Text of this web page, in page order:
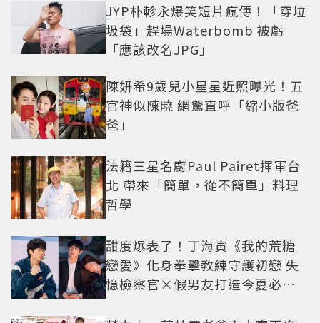
JYP朴軫永爆笑短片瘋傳！「穿垃
圾袋」趕場Waterbomb 被虧
「應該改名JPG」
陳妍希9歲兒小星星近照曝光！五
官神似陳曉 網驚直呼「縮小版爸
爸」
法籍三星名廚Paul Pairet揮軍台
北 帶來「簡單，從不簡單」料理
哲學
甜度爆表了！丁海寅《我的荒糖
戀愛》化身拳擊教練守護初戀 失
憶檢察官×假男友打造今夏必看